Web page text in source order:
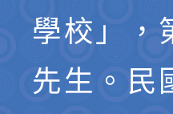
學校」，
先生。民